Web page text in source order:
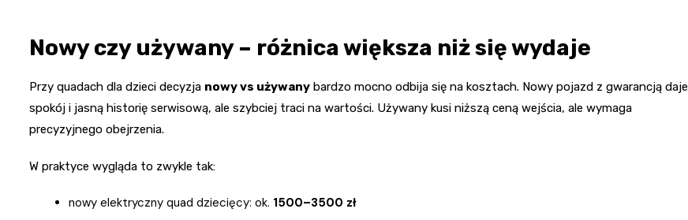
Nowy czy używany – różnica większa niż się wydaje
Przy quadach dla dzieci decyzja nowy vs używany bardzo mocno odbija się na kosztach. Nowy pojazd z gwarancją daje
spokój i jasną historię serwisową, ale szybciej traci na wartości. Używany kusi niższą ceną wejścia, ale wymaga
precyzyjnego obejrzenia.
W praktyce wygląda to zwykle tak:
nowy elektryczny quad dziecięcy: ok. 1500–3500 zł